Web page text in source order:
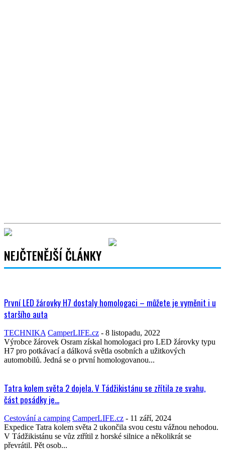
NEJČTENĚJŠÍ ČLÁNKY
První LED žárovky H7 dostaly homologaci – můžete je vyměnit i u
staršího auta
TECHNIKA CamperLIFE.cz - 8 listopadu, 2022
Výrobce žárovek Osram získal homologaci pro LED žárovky typu
H7 pro potkávací a dálková světla osobních a užitkových
automobilů. Jedná se o první homologovanou...
Tatra kolem světa 2 dojela. V Tádžikistánu se zřítila ze svahu,
část posádky je...
Cestování a camping CamperLIFE.cz - 11 září, 2024
Expedice Tatra kolem světa 2 ukončila svou cestu vážnou nehodou.
V Tádžikistánu se vůz ztřítil z horské silnice a několikrát se
převrátil. Pět osob...